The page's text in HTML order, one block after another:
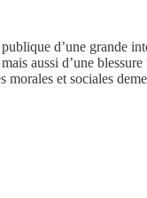
d’une
aussi d’une
morales et sociales